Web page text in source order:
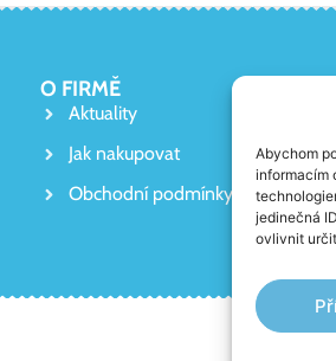
Abychom
informacím
jedinečná
ovlivnit
O FIRMĚ
Aktuality
Jak nakupovat
Obchodní podmínky